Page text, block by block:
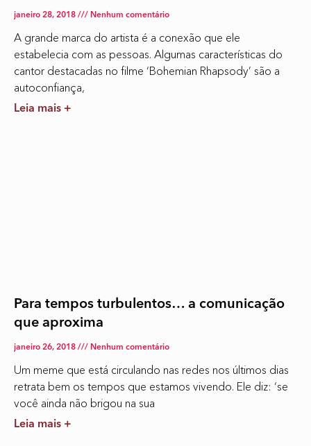
janeiro 28, 2018 Nenhum comentário
A grande marca do artista é a conexão que ele
estabelecia com as pessoas. Algumas características do
cantor destacadas no filme ‘Bohemian Rhapsody’ são a
autoconfiança,
Leia mais +
Para tempos turbulentos… a comunicação
que aproxima
janeiro 26, 2018 Nenhum comentário
Um meme que está circulando nas redes nos últimos dias
retrata bem os tempos que estamos vivendo. Ele diz: ‘se
você ainda não brigou na sua
Leia mais +